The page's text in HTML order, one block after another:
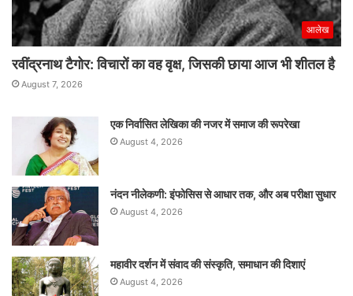
आलेख
रवींद्रनाथ टैगोर: विचारों का वह वृक्ष, जिसकी छाया आज भी शीतल है
August 7, 2026
एक निर्वासित लेखिका की नजर में समाज की रूपरेखा
August 4, 2026
नंदन नीलेकणी: इंफोसिस से आधार तक, और अब परीक्षा सुधार
August 4, 2026
महावीर दर्शन में संवाद की संस्कृति, समाधान की दिशाएं
August 4, 2026